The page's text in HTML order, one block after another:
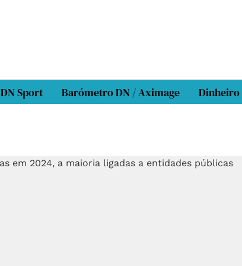
DN Sport Barómetro DN / Aximage Dinheiro